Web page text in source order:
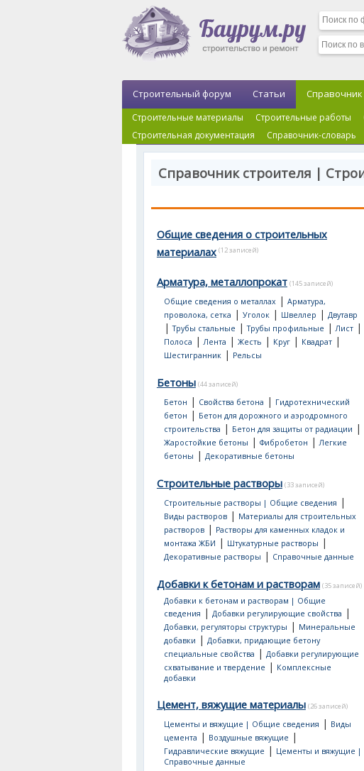
Строительный форум Статьи Справочник
Строительные материалы Строительные работы
Строительная документация
Справочник-словарь
Справочник строителя |
Общие сведения о строительных
материалах (12 записей)
Арматура, металлопрокат (145 записей)
Общие сведения о металлах| Арматура,
проволока, сетка | Уголок| Швеллер | Двутавр
|Трубы стальные |Трубы профильные |Лист|
Полоса |Лента | Жесть | Круг| Квадрат|
Шестигранник| Рельсы
Бетоны (44 записей)
Бетон | Свойства бетона | Гидротехнический
бетон | Бетон для дорожного и аэродромного
строительства | Бетон для защиты от радиации |
Жаростойкие бетоны | Фибробетон |Легкие
бетоны | Декоративные бетоны
Строительные растворы (33 записей)
Строительные растворы | Общие сведения |
Виды растворов| Материалы для строительных
растворов| Растворы для каменных кладок и
монтажа ЖБИ | Штукатурные растворы |
Декоративные растворы | Справочные данные
Добавки к бетонам и растворам (35 записей)
Добавки к бетонам и растворам | Общие
сведения | Добавки регулирующие свойства |
Добавки, регуляторы структуры | Минеральные
добавки | Добавки, придающие бетону
специальные свойства | Добавки регулирующие
схватывание и твердение | Комплексные
добавки
Цемент, вяжущие материалы (26 записей)
Цементы и вяжущие | Общие сведения | Виды
цемента | Воздушные вяжущие |
Гидравлические вяжущие | Цементы и вяжущие |
Справочные данные